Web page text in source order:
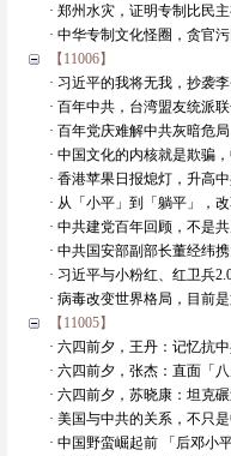
· 郑州水灾，证明专制比民
· 中华专制文化怪圈，贪官污
【11006】
· 习近平的我将无我，抄袭李
· 百年中共，台湾盟友统派
· 百年党庆难解中共灰暗危
· 中国文化的内核就是欺骗
· 香港苹果日报熄灯，升高
· 从「小平」到「躺平」，
· 中共建党百年回顾，不是
· 中共国安部副部长董经纬
· 习近平与小粉红、红卫兵
· 病毒改变世界格局，目前
【11005】
· 六四前夕，王丹：记忆抗
· 六四前夕，张杰：直面「
· 六四前夕，苏晓康：坦克
· 美国与中共的关系，不只
· 中国野蛮崛起前 「后邓小